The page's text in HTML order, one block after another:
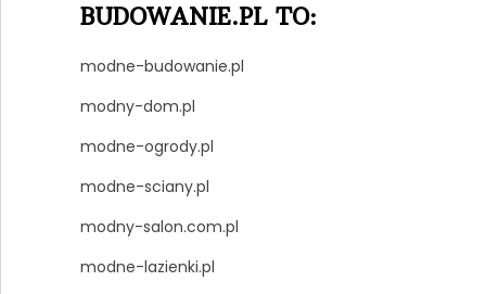
BUDOWANIE.PL TO:
modne-budowanie.pl
modny-dom.pl
modne-ogrody.pl
modne-sciany.pl
modny-salon.com.pl
modne-lazienki.pl